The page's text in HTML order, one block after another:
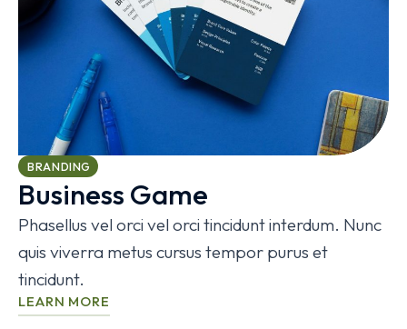
BRANDING
Business Game
Phasellus vel orci vel orci tincidunt interdum. Nunc
quis viverra metus cursus tempor purus et
tincidunt.
LEARN MORE